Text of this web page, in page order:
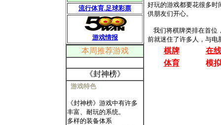
流行体育.足球彩票
游戏情报
本周推荐游戏
《封神榜》
游戏特色
《封神榜》游戏中有许多
丰富、耐玩的系统。
多样的装备体系
好玩的游戏都要花很多时
供朋友们开心。
我们将棋牌类排在首位
前就迷住了许多人，与电
棋牌
在
体育
模